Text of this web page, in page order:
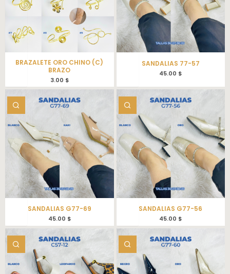
BRAZALETE ORO CHINO (C)
BRAZO
3.00 $
SANDALIAS 77-57
45.00 $
SANDALIAS G77-69
45.00 $
SANDALIAS G77-56
45.00 $